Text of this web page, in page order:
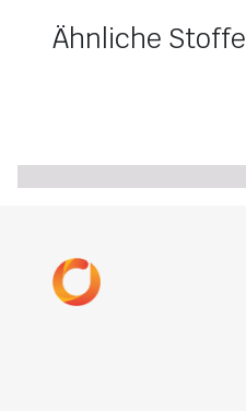
Ähnliche Stoffe